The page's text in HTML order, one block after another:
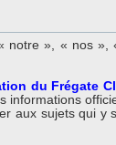
», « nos
du Frégate
sujets qui